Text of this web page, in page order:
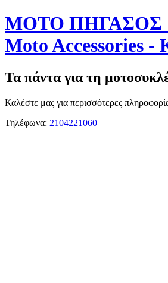
ΜΟΤΟ ΠΗΓΑΣΟΣ
Moto Accessories -
Τα πάντα για τη
Καλέστε μας για περισσότερες
Τηλέφωνα: 2104221060